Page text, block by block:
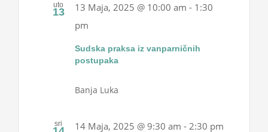
uto
13
Sudska praksa iz vanparničnih
postupaka
13 Maja, 2025 @ 10:00 am - 1:30
pm
Banja Luka
sri 14 Maja, 2025 @ 9:30 am -2:30 pm